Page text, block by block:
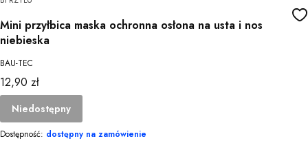
Mini przyłbica maska ochronna osłona na usta i nos
niebieska
BAU-TEC
Cena
12,90 zł
Niedostępny
Dostępność: dostępny na zamówienie